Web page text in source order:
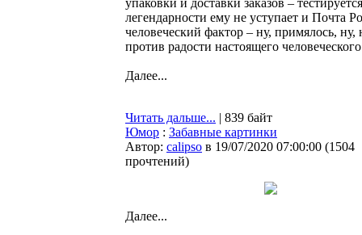
упаковки и доставки заказов –
легендарности ему не уступает и Почта
человеческий фактор – ну, примялось,
против радости настоящего
Далее...
Читать дальше... | 839 байт
Юмор : Забавные картинки
Автор: calipso в 19/07/2020 07:00:00 (1504
прочтений)
Далее...